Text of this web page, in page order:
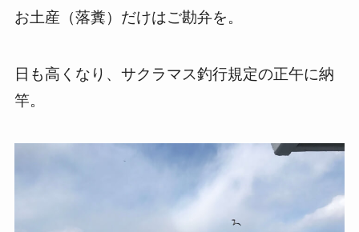
お土産（落糞）だけはご勘弁を。
日も高くなり、サクラマス釣行規定の正午に納
竿。